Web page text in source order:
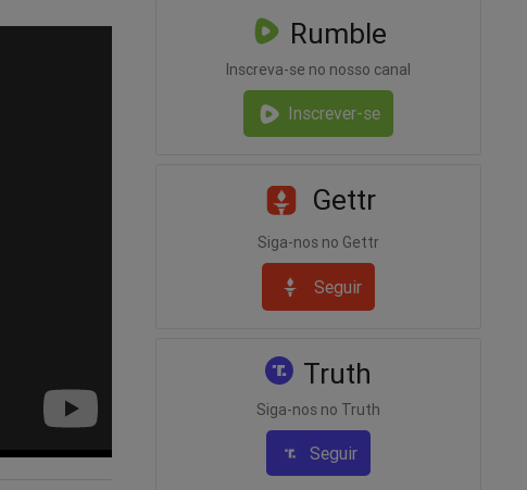
Rumble
Inscreva-se no nosso canal
Inscrever-se
Gettr
Siga-nos no Gettr
Seguir
Truth
Siga-nos no Truth
Seguir